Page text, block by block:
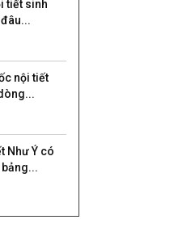
tiết sinh
nội tiết
Như Ý có